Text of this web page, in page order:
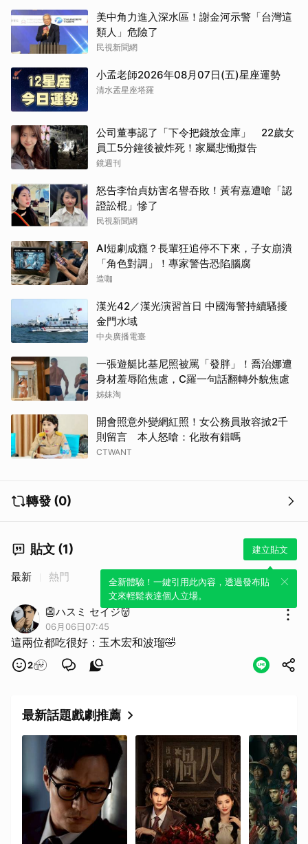
美中角力進入深水區！謝金河示警「台灣這
類人」危險了
民視新聞網
小孟老師2026年08月07日(五)星座運勢
清水孟星座塔羅
公司董事認了「下令把錢放金庫」 22歲女
員工5分鐘後被炸死！家屬悲慟擬告
鏡週刊
怒告李怡貞妨害名譽吞敗！黃宥嘉遭嗆「認
證訟棍」慘了
民視新聞網
AI短劇成癮？長輩狂追停不下來，子女崩潰
「角色對調」！專家警告恐陷腦腐
造咖
漢光42／漢光演習首日 中國海警持續騷擾
金門水域
中央廣播電臺
一張遊艇比基尼照被罵「發胖」！喬治娜遭
身材羞辱陷焦慮，C羅一句話翻轉外貌焦慮
姊妹淘
開會照意外變網紅照！女公務員妝容掀2千
則留言 本人怒嗆：化妝有錯嗎
CTWANT
轉發 (0)
貼文 (1) 建立貼文
全新體驗！一鍵引用此內容，透過發布貼
文來輕鬆表達個人立場。
最新 熱門
👺ハスミ セイジ👹
06月06日07:45
這兩位都吃很好：玉木宏和波瑠🤣
2
最新話題戲劇推薦